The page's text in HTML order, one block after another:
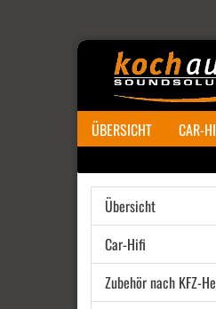
ÜBERSICHT CAR-
Übersicht
Car-Hifi
Zubehör nach KFZ-